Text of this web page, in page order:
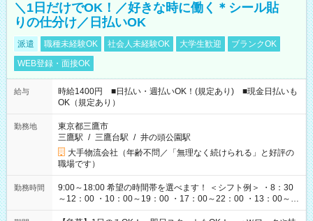
＼1日だけでOK！／好きな時に働く＊シール貼
りの仕分け／日払いOK
派遣 職種未経験OK 社会人未経験OK 大学生歓迎
ブランクOK
WEB登録・面接OK
給与
時給1400円 ■日払い・週払いOK！(規定あり) ■現金日払いも
OK（規定あり）
勤務地
東京都三鷹市
三鷹駅 / 三鷹台駅 / 井の頭公園駅
大手物流会社（年齢不問／「無理なく続けられる」と好評の
職場です）
勤務時間
9:00～18:00 希望の時間帯を選べます！ ＜シフト例＞ ・8：30
～12：00 ・10：00～19：00 ・17：00～22：00 ・13：00～
22：00 ・22：00～翌6：00 など